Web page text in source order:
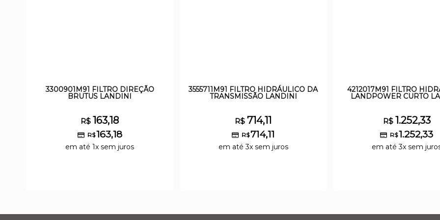
3300901M91 FILTRO DIREÇÃO
BRUTUS LANDINI
R$ 163,18
R$163,18
em até 1x sem juros
3555711M91 FILTRO HIDRÁULICO DA
TRANSMISSÃO LANDINI
R$714,11
R$714,11
em até 3x sem juros
4212017M91 FILTRO
LANDPOWER CURTO
R$ 1.252,33
R$1.252,33
em até 3x sem